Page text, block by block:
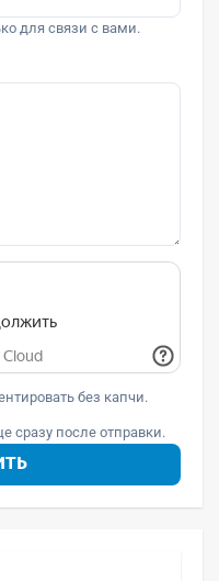
для связи с вами.
без капчи.
сразу после отправки.